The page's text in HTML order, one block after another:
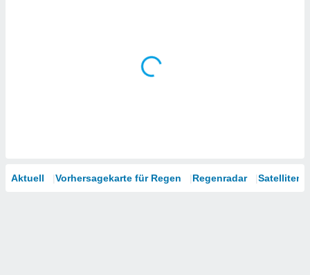
Aktuell Vorhersagekarte für Regen Regenradar Satelliten